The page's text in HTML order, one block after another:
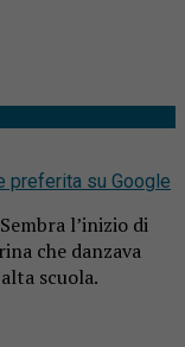
preferita su Google
l’inizio di
che danzava
scuola.